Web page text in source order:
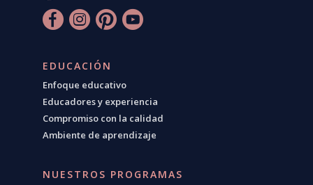
EDUCACIÓN
Enfoque educativo
Educadores y experiencia
Compromiso con la calidad
Ambiente de aprendizaje
NUESTROS PROGRAMAS